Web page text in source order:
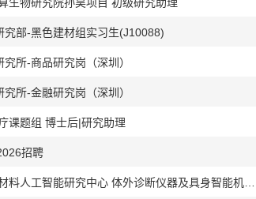
部-黑色建材组实习生(J10088)
所-商品研究岗（深圳）
所-金融研究岗（深圳）
课题组 博士后|研究助理
招聘